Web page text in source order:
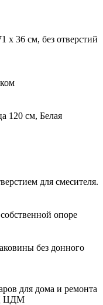
x 36 см, без отверстий
120 см, Белая
для смесителя.
опоре
без донного
для дома и ремонта
ЦДМ